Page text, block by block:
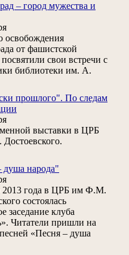
– город мужества и
освобождения
от фашистской
свои встречи с
библиотеки им. А.
прошлого". По следам
выставки в ЦРБ
душа народа"
2013 года в ЦРБ им Ф.М.
состоялась
заседание клуба
Читатели пришли на
«Песня – душа